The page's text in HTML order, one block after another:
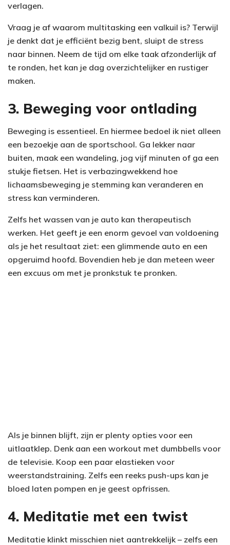
verlagen.
Vraag je af waarom multitasking een valkuil is? Terwijl
je denkt dat je efficiënt bezig bent, sluipt de stress
naar binnen. Neem de tijd om elke taak afzonderlijk af
te ronden, het kan je dag overzichtelijker en rustiger
maken.
3. Beweging voor ontlading
Beweging is essentieel. En hiermee bedoel ik niet alleen
een bezoekje aan de sportschool. Ga lekker naar
buiten, maak een wandeling, jog vijf minuten of ga een
stukje fietsen. Het is verbazingwekkend hoe
lichaamsbeweging je stemming kan veranderen en
stress kan verminderen.
Zelfs het wassen van je auto kan therapeutisch
werken. Het geeft je een enorm gevoel van voldoening
als je het resultaat ziet: een glimmende auto en een
opgeruimd hoofd. Bovendien heb je dan meteen weer
een excuus om met je pronkstuk te pronken.
Als je binnen blijft, zijn er plenty opties voor een
uitlaatklep. Denk aan een workout met dumbbells voor
de televisie. Koop een paar elastieken voor
weerstandstraining. Zelfs een reeks push-ups kan je
bloed laten pompen en je geest opfrissen.
4. Meditatie met een twist
Meditatie klinkt misschien niet aantrekkelijk – zelfs een